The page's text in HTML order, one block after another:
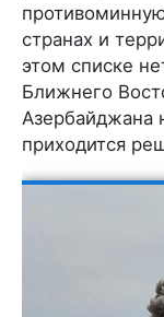
странах и
этом списке
Ближнего
Азербайджана
приходится